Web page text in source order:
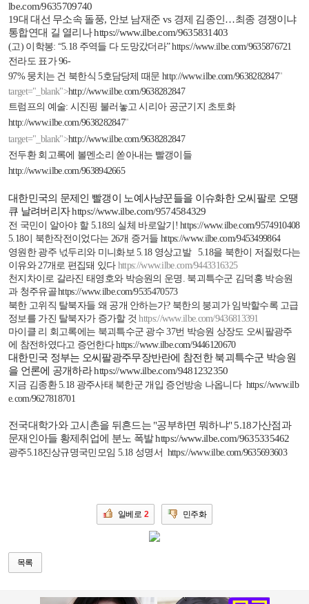
lbe.com/9635709740
19대 대선 무소속 돌풍, 안보 남재준 vs 경제 김종인…최종 경쟁이냐
통합연대 길 열리나 https://www.ilbe.com/9635831403
(고) 이학봉: “5.18 주역들 다 도망갔더라” https://www.ilbe.com/9635876721
전라도 표가96-
97% 뭉치는 건 북한식 5호담당제 때문 http://www.ilbe.com/9638282847"
target="_blank">http://www.ilbe.com/9638282847
트럼프의 예술: 시진핑 불러놓고 시리아 공군기지 초토화
http://www.ilbe.com/9638282847"
target="_blank">http://www.ilbe.com/9638282847
전두환 회고록에 볼멘소리 쏟아내는 빨갱이들
http://www.ilbe.com/9638942665
대한민국의 문제인 빨갱이 노예사냥꾼들을 이슈화한 오씨팔로 오땡
큐 날려버리자 https://www.ilbe.com/9574584329
전 국민이 알아야 할5.18의 실체 바로알기 ! https://www.ilbe.com/9574910408
5.18이 북한작전이었다는 26개 증거들 https://www.ilbe.com/9453499864
영원한 광주 넋두리와 미니화보5.18 영상고발5.18을 북한이 저질렀다는
이유와27개로 편집돼 있다 https://www.ilbe.com/9443316325
천지차이로 갈라진 태영호와 박승원의 운명 . 북괴특수군 김덕홍 박승원
과 청주유골https://www.ilbe.com/9535470573
북한 고위직 탈북자들 왜 공개 안하는가? 북한의 붕괴가 임박할수록 고급
정보를 가진 탈북자가 증가할 것https://www.ilbe.com/9436813391
마이클 리 회고록에는 북괴특수군 광수 37번 박승원 상장도 오씨팔광주
에 참전하였다고 증언한다 https://www.ilbe.com/9446120670
대한민국 정부는 오씨팔광주무장반란에 참전한 북괴특수군 박승원
을 언론에 공개하라 https://www.ilbe.com/9481232350
지금 김종환5.18 광주사태 북한군 개입 증언방송 나옵니다 https://www.ilb
e.com/9627818701
전국대학가와 고시촌을 뒤흔드는"공부하면 뭐하냐" 5.18가산점과
문재인아들 황제취업에 분노 폭발 https://www.ilbe.com/9635335462
광주5.18진상규명국민모임 5.18 성명서 https://www.ilbe.com/9635693603
일베로 2 민주화
목록